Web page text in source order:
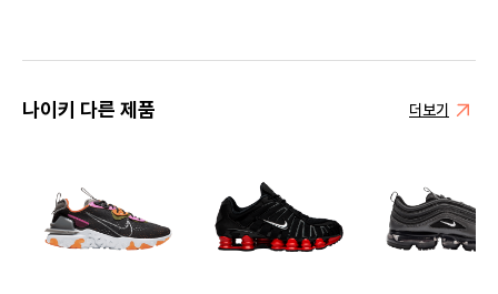
나이키 다른 제품 더보기